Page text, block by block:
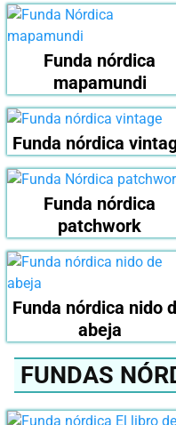
Funda nórdica
mapamundi
Funda nórdica
Funda nórdica
patchwork
Funda nórdica nido
abeja
FUNDAS